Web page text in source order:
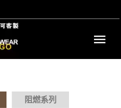
阻燃系列